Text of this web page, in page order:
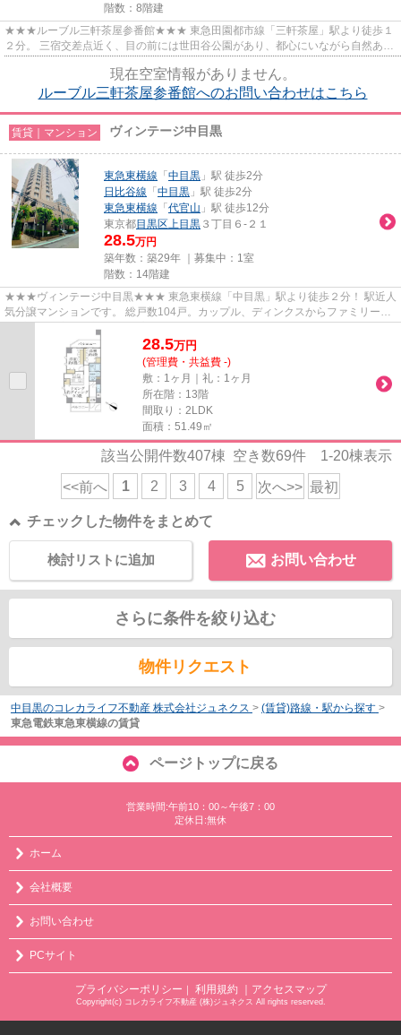
階数：8階建
★★★ルーブル三軒茶屋参番館★★★ 東急田園都市線「三軒茶屋」駅より徒歩１
２分。 三宿交差点近く、目の前には世田谷公園があり、都心にいながら自然あふ
現在空室情報がありません。
ルーブル三軒茶屋参番館へのお問い合わせはこちら
賃貸｜マンション ヴィンテージ中目黒
東急東横線 「 中目黒 」駅 徒歩2分
日比谷線 「 中目黒 」駅 徒歩2分
東急東横線 「 代官山 」駅 徒歩12分
東京都目黒区上目黒 ３丁目６-２１
28.5万円
築年数：築29年 ｜募集中： 1室
階数：14階建
★★★ヴィンテージ中目黒★★★ 東急東横線「中目黒」駅より徒歩２分！ 駅近人
気分譲マンションです。 総戸数104戸。カップル、ディンクスからファミリータ
イプまで幅広くお部屋タイプがあ...
28.5万円
(管理費・共益費 -)
敷：1ヶ月｜礼：1ヶ月
所在階：13階
間取り：2LDK
面積：51.49㎡
該当公開件数407棟 空き数69件 1-20棟表示
<<前へ 1 2 3 4 5 次へ>> 最初
チェックした物件をまとめて
お問い合わせ
検討リストに追加
さらに条件を絞り込む
物件リクエスト
中目黒のコレカライフ不動産 株式会社ジュネクス > (賃貸)路線・駅から探す >
東急電鉄東急東横線の賃貸
ページトップに戻る
営業時間:午前10：00～午後7：00
定休日:無休
ホーム
会社概要
お問い合わせ
PCサイト
プライバシーポリシー ｜ 利用規約 ｜アクセスマップ
Copyright(c) コレカライフ不動産 (株)ジュネクス All rights reserved.